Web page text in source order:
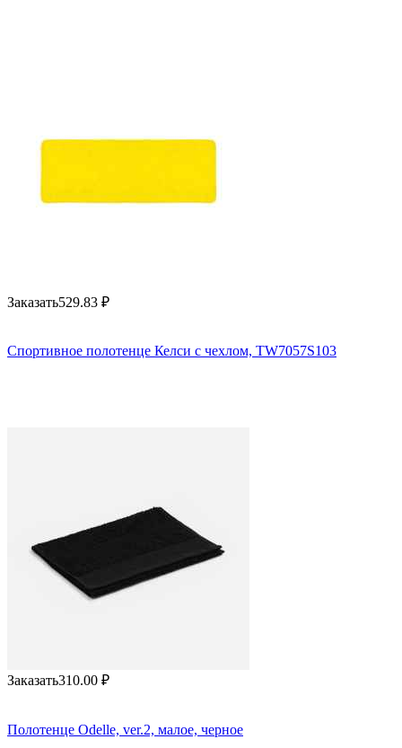
Заказать529.83 ₽
Спортивное полотенце Келси с чехлом, TW7057S103
Заказать310.00 ₽
Полотенце Odelle, ver.2, малое, черное